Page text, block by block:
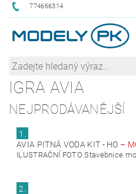
774666314
IGRA AVIA
NEJPRODÁVANĚJŠÍ
1.
AVIA PITNÁ VODA KIT - HO –
ILUSTRAČNÍ FOTO Stavebnice
2.